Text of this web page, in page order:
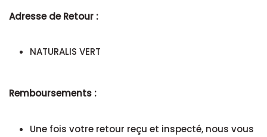
Adresse de Retour :
NATURALIS VERT
Remboursements :
Une fois votre retour reçu et inspecté, nous vous